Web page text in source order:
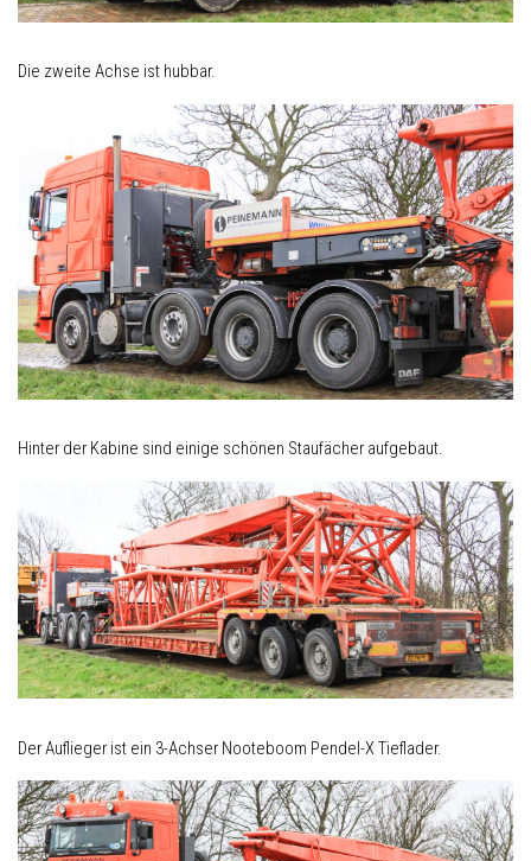
Die zweite Achse ist hubbar.
Hinter der Kabine sind einige schönen Staufächer aufgebaut.
Der Auflieger ist ein 3-Achser Nooteboom Pendel-X Tieflader.